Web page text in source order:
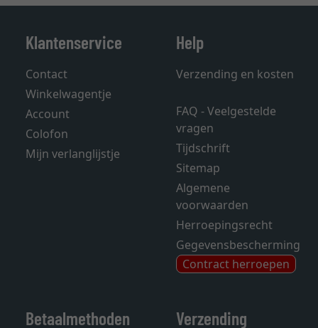
Klantenservice
Contact
Winkelwagentje
Account
Colofon
Mijn verlanglijstje
Help
Verzending en kosten
FAQ - Veelgestelde
vragen
Tijdschrift
Sitemap
Algemene
voorwaarden
Herroepingsrecht
Gegevensbescherming
Contract herroepen
Betaalmethoden Verzending